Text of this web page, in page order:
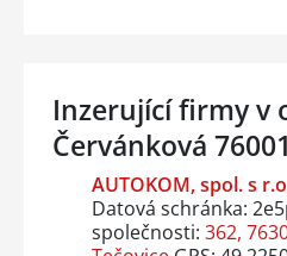
Inzerující firmy v
Červánková
AUTOKOM, spol. s
Datová schránka:
společnosti: 362,